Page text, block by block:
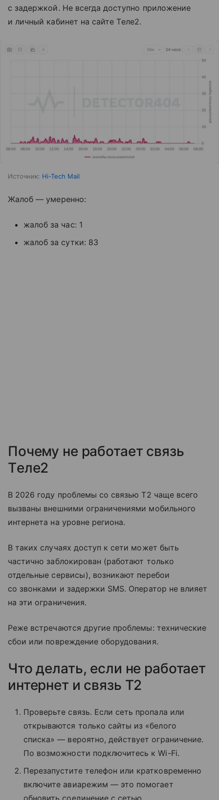
с задержкой. Не всегда доступно приложение
и личный кабинет на сайте Tеле2.
Источник: Hi-Tech Mail
Жалоб — умеренно:
жалоб за час: 1
жалоб за сутки: 83
Почему не работает связь
Tеле2
В 2026 году проблемы со связью T2 чаще всего
вызваны внешними ограничениями мобильного
интернета на уровне региона.
В таких случаях доступ к сети может быть
частично заблокирован (работают только
отдельные сервисы), возникают перебои
со звонками и задержки SMS. Оператор не влияет
на эти ограничения.
Реже встречаются другие проблемы: технические
сбои или повреждение оборудования.
Что делать, если не работает
интернет и связь T2
Проверьте связь. Если сеть пропала или
открываются только сайты из «белого
списка» — вероятно, действует ограничение.
По возможности подключитесь к Wi-Fi.
Перезапустите телефон или кратковременно
включите авиарежим — это помогает
обновить соединение с сетью.